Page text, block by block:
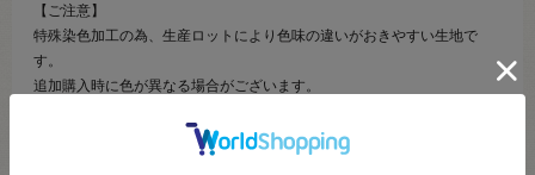
【ご注意】
特殊染色加工の為、生産ロットにより色味の違いがおきやすい生地で
す。
追加購入時に色が異なる場合がございます。
【ご注文前に必ずお読み下さい】